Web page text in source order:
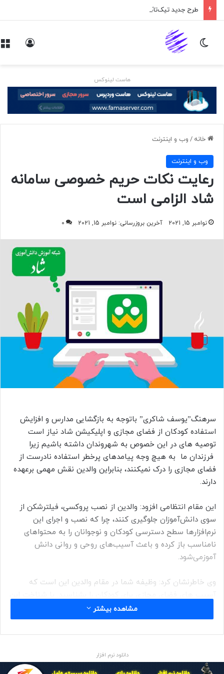
طرح جدید تیک‌تاک در انگلیس
تغییر پوسته
هاست لینوکس
خانه / وب و اينترنت
وب و اينترنت
رعایت نکات حریم خصوصی سامانه
شاد الزامی است
نوامبر 15, 2021 آخرین بروزرسانی: نوامبر 15, 2021 0
سرهنگ”یوسف شاکری” باتوجه به بازگشایی مدارس و افزایش
استفاده کودکان از فضای مجازی و اپلیکیشن شاد نیاز است
توصیه های در این خصوص به شهروندان داشته باشیم زیرا
فرزندان ما به هیچ وجه پیامدهای پرخطر استفاده نادرست از
فضای مجازی را درک نمیکنند، بنابراین والدین نقش مهمی برعهده
دارند.
این مقام انتظامی افزود: والدین از نصب پروکسی، فیلترشکن از
سوی دانش‌آموزان جلوگیری کنند، چرا که نصب و اجرای این
نرم‌افزار‌ها سطح دسترسی کودکان و نوجوانان را به محتوا‌های
نامناسب باز کرده و باعث آسیب‌های روحی و روانی دانش
آموزمی‌شود.
وی خاطرنشان کرد: وظیفه شما در مقام والدین این است که
آسیب ها کار ساده تری برای مقابله با پیامدهای ناخوشایندشان
خواهید داشت .با کودکانتان در فضای مجازی وقت بگذارید او باید
به شما اعتماد داشته باشد و بدون ترس، تجربه‌های ناخوشایندش
سرهنگ شاکری بيان داشت: نباید فضای مجازی را جایگزین
مشاهده بیشتر
دانلود نرم افزار